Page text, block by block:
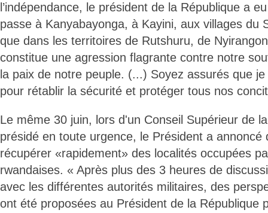
l’indépendance, le président de la République a
passe à Kanyabayonga, à Kayini, aux villages du
que dans les territoires de Rutshuru, de
constitue une agression flagrante contre notre
la paix de notre peuple. (...) Soyez assurés que
pour rétablir la sécurité et protéger tous nos
Le même 30 juin, lors d'un Conseil Supérieur de
présidé en toute urgence, le Président a annoncé
récupérer «rapidement» des localités occupées
rwandaises. « Après plus des 3 heures de
avec les différentes autorités militaires, des
ont été proposées au Président de la République